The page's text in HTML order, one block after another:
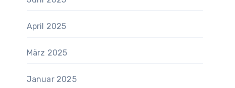
April 2025
März 2025
Januar 2025